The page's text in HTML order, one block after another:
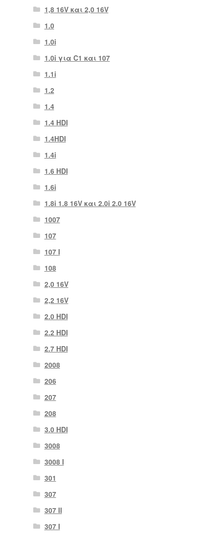
1,8 16V και 2,0 16V
1.0
1.0i
1.0i για C1 και 107
1.1i
1.2
1.4
1.4 HDI
1.4HDI
1.4i
1.6 HDI
1.6i
1.8i 1.8 16V και 2.0i 2.0 16V
1007
107
107 Ι
108
2,0 16V
2,2 16V
2.0 HDI
2.2 HDI
2.7 HDI
2008
206
207
208
3.0 HDI
3008
3008 Ι
301
307
307 II
307 Ι